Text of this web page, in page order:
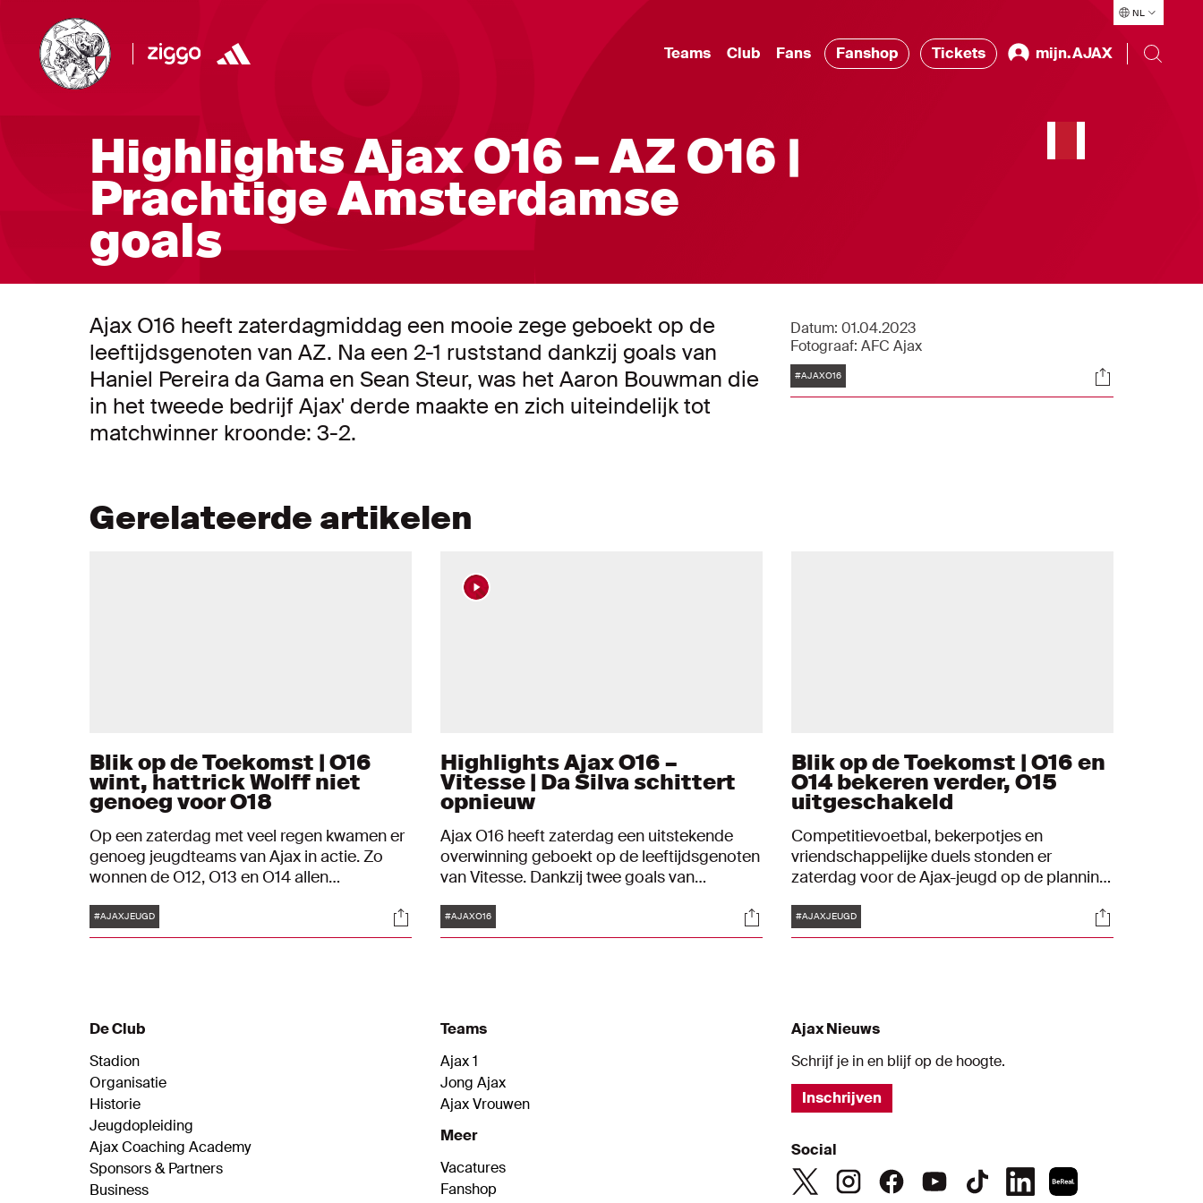
NL
Teams Club Fans Fanshop Tickets mijn.AJAX
Highlights Ajax O16 – AZ O16 |
Prachtige Amsterdamse
goals
Ajax O16 heeft zaterdagmiddag een mooie zege geboekt op de
leeftijdsgenoten van AZ. Na een 2-1 ruststand dankzij goals van
Haniel Pereira da Gama en Sean Steur, was het Aaron Bouwman die
in het tweede bedrijf Ajax' derde maakte en zich uiteindelijk tot
matchwinner kroonde: 3-2.
Datum: 01.04.2023
Fotograaf: AFC Ajax
Tags
#AJAXO16 Socials
Gerelateerde artikelen
Blik op de Toekomst | O16
wint, hattrick Wolff niet
genoeg voor O18
Op een zaterdag met veel regen kwamen er
genoeg jeugdteams van Ajax in actie. Zo
wonnen de O12, O13 en O14 allen
Talententeam in de topper en waren drie
treffers van Kayden Wolff niet genoeg voor
Tags
#AJAXJEUGD Socials
Highlights Ajax O16 –
Vitesse | Da Silva schittert
opnieuw
Ajax O16 heeft zaterdag een uitstekende
overwinning geboekt op de leeftijdsgenoten
van Vitesse. Dankzij twee goals van
Amsterdammers met 2-0, waardoor de
Ajacieden aan kop gaan in de competitie.
Tags
#AJAXO16 Socials
Blik op de Toekomst | O16 en
O14 bekeren verder, O15
uitgeschakeld
Competitievoetbal, bekerpotjes en
vriendschappelijke duels stonden er
zaterdag voor de Ajax-jeugd op de planning.
verloor de O13-1 de topper van PSV en
speelde de O16 als enige een uitduel. Bekijk
Tags
#AJAXJEUGD Socials
De Club
Stadion
Organisatie
Historie
Jeugdopleiding
Ajax Coaching Academy
Sponsors & Partners
Business
Teams
Ajax 1
Jong Ajax
Ajax Vrouwen
Meer
Vacatures
Fanshop
Ajax Nieuws
Schrijf je in en blijf op de hoogte.
Inschrijven
Social